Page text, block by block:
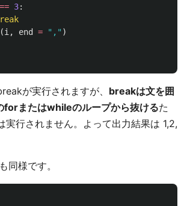
== 3:
(i , end = " , " )
が実行されますが、 breakは文を囲
forまたはwhileのループから抜けるた
行されません。よって出力結果は 1,2,
同様です。